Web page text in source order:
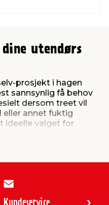
utendørs
prosjekt i hagen
sannsynlig få behov
dersom treet vil
annet fuktig
ideelle valget for
klimaet med
holde seg fint i